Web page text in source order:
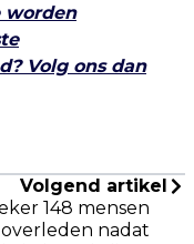
worden
Volg ons dan
Volgend artikel
148 mensen
overleden nadat